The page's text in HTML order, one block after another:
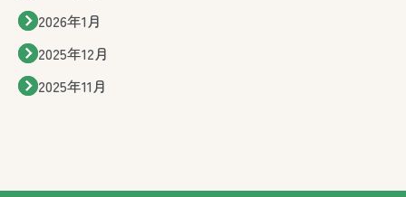
2026年1月
2025年12月
2025年11月